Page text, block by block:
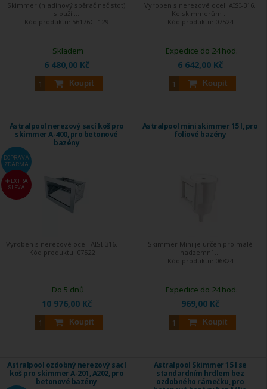
Skimmer (hladinový sběrač nečistot)
slouží ...
Kód produktu: 56176CL129
6 480,00 Kč
Koupit
Skladem
Vyroben s nerezové oceli AISI-316.
Ke skimmerům ...
Kód produktu: 07524
6 642,00 Kč
Koupit
Expedice do 24 hod.
Astralpool nerezový sací koš pro
skimmer A-400, pro betonové
bazény
DOPRAVA
ZDARMA
EXTRA
SLEVA
Vyroben s nerezové oceli AISI-316.
Kód produktu: 07522
10 976,00 Kč
Koupit
Do 5 dnů
Astralpool mini skimmer 15 l, pro
foliové bazény
Skimmer Mini je určen pro malé
nadzemní ...
Kód produktu: 06824
969,00 Kč
Koupit
Expedice do 24 hod.
Astralpool ozdobný nerezový sací
koš pro skimmer A-201, A202, pro
betonové bazény
Astralpool Skimmer 15 l se
standardním hrdlem bez
ozdobného rámečku, pro